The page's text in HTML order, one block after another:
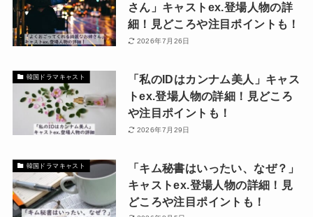
さん」キャストex.登場人物の詳
細！見どころや注目ポイントも！
2026年7月26日
韓国ドラマキャスト
「私のIDはカンナム美人」キャス
トex.登場人物の詳細！見どころ
や注目ポイントも！
2026年7月29日
韓国ドラマキャスト
「キム秘書はいったい、なぜ？」
キャストex.登場人物の詳細！見
どころや注目ポイントも！